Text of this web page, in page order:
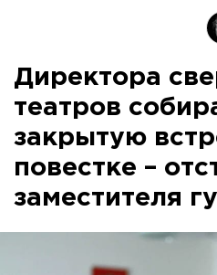
Директора
театров
закрытую
повестке –
заместителя